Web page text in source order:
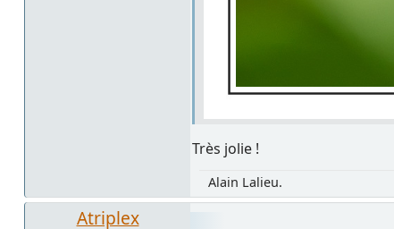
Très jolie !
Alain Lalieu.
Atriplex